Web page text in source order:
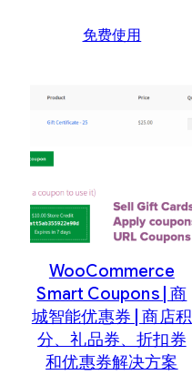
免费使用
WooCommerce
Smart Coupons | 商
城智能优惠券 | 商店积
分、礼品券、折扣券
和优惠券解决方案